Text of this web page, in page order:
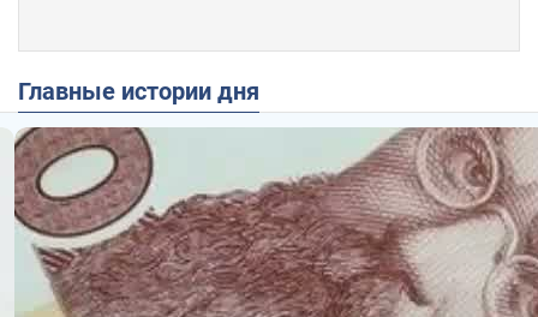
Главные истории дня